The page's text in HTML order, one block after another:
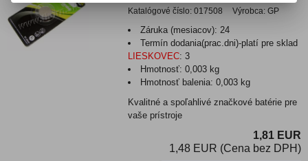
Katalógové číslo: 017508 Výrobca: GP
Záruka (mesiacov): 24
Termín dodania(prac.dni)-platí pre sklad
LIESKOVEC: 3
Hmotnosť:0,003 kg
Hmotnosť balenia:0,003 kg
Kvalitné a spoľahlivé značkové batérie pre
vaše prístroje
1,81 EUR
1,48 EUR (Cena bez DPH)